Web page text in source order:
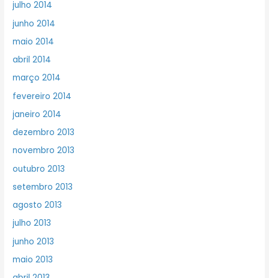
julho 2014
junho 2014
maio 2014
abril 2014
março 2014
fevereiro 2014
janeiro 2014
dezembro 2013
novembro 2013
outubro 2013
setembro 2013
agosto 2013
julho 2013
junho 2013
maio 2013